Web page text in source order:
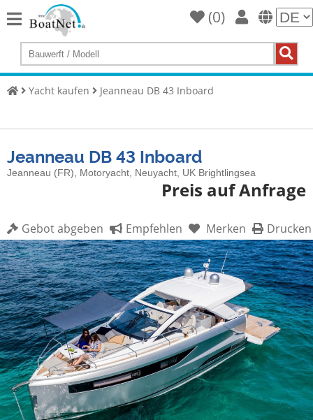
Home
Yacht
Gewerbliche
Verkäufer
Auktionen
Yachtmakler
Services
Bootszubehör
Finanzierung
Gestohlene
Boote
(0)
Yacht kaufen Jeanneau DB 43 Inboard
Jeanneau DB 43 Inboard
Jeanneau (FR), Motoryacht, Neuyacht, UK Brightlingsea
Preis auf Anfrage
Gebot abgeben Empfehlen Merken Drucken